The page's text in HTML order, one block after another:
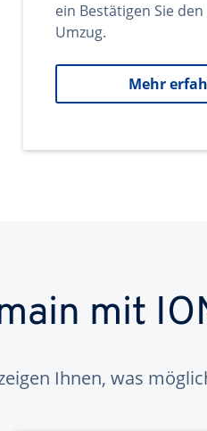
ein Bestätigen Sie
Umzug.
Mehr
mit
Ihnen, was